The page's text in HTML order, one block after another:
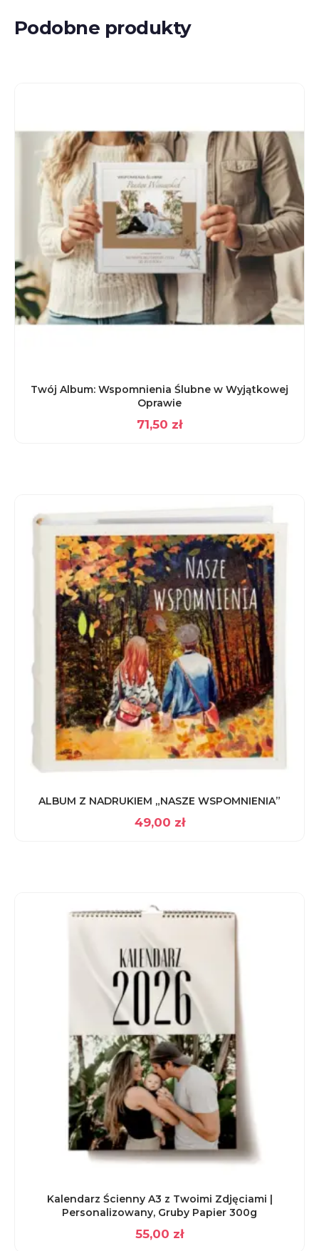
Podobne produkty
Twój Album: Wspomnienia Ślubne w Wyjątkowej
Oprawie
71,50 zł
ALBUM Z NADRUKIEM „NASZE WSPOMNIENIA”
49,00 zł
Kalendarz Ścienny A3 z Twoimi Zdjęciami |
Personalizowany, Gruby Papier 300g
55,00 zł